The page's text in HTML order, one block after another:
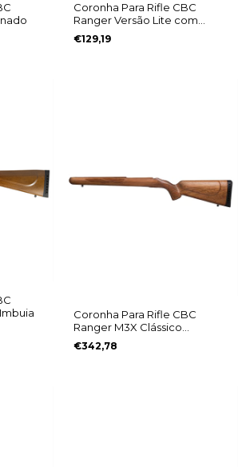
Coronha Para Rifle CBC
Ranger Versão Lite com
Zigrinado
€129,19
Coronha Para Rifle CBC
Ranger M3X Clássico
Jequitibá
€342,78